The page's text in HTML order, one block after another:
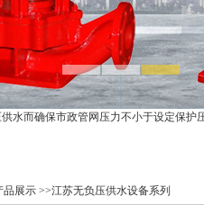
而确保市政管网压力不小于设定保
品展示 >>江苏无负压供水设备系列